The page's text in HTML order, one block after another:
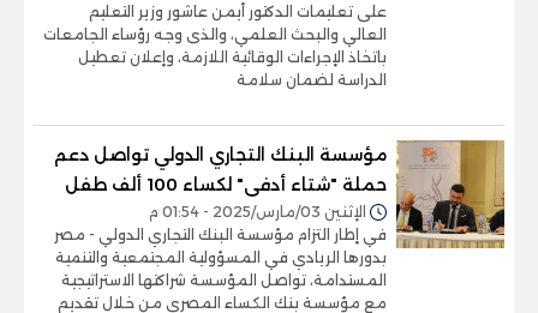
على تعليمات الدكتور أيمن عاشور وزير التعليم
العالي والبحث العلمي، والذى وجه رؤساء الجامعات
باتخاذ الإجراءات الوقائية اللازمة، وإعلان تعطيل
الدراسة لضمان سلامة
مؤسسة البنك التجاري الدولي تواصل دعم
حملة "شتاء أدفى" لكساء 100 ألف طفل
الإثنين 03/مارس/2025 - 01:54 م
في إطار التزام مؤسسة البنك التجاري الدولي - مصر
بدورها الريادي في المسؤولية المجتمعية والتنمية
المستدامة، تواصل المؤسسة شراكتها الاستراتيجية
مع مؤسسة بنك الكساء المصري من خلال تقديم